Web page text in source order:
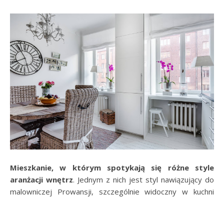
Mieszkanie, w którym spotykają się różne style
aranżacji wnętrz. Jednym z nich jest styl nawiązujący do
malowniczej Prowansji, szczególnie widoczny w kuchni